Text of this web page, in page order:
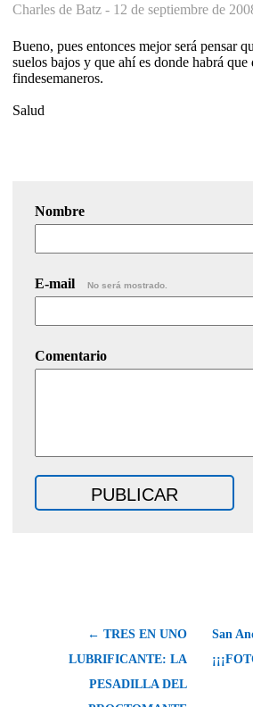
Charles de Batz - 12 de septiembre de
Bueno, pues entonces mejor será pensar
suelos bajos y que ahí es donde habrá
findesemaneros.
Salud
Nombre
E-mail No será mostrado.
Comentario
← TRES EN UNO
LUBRIFICANTE: LA
PESADILLA DEL
San